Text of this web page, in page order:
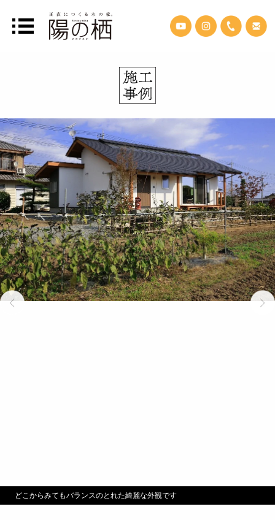
どこからみてもバランスのとれた綺麗な外観です